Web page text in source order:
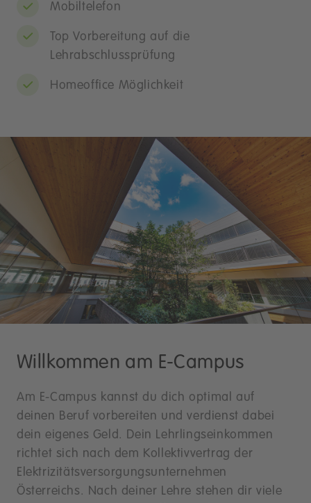
Mobiltelefon
Top Vorbereitung auf die
Lehrabschlussprüfung
Homeoffice Möglichkeit
Willkommen am E-Campus
Am E-Campus kannst du dich optimal auf
deinen Beruf vorbereiten und verdienst dabei
dein eigenes Geld. Dein Lehrlingseinkommen
richtet sich nach dem Kollektivvertrag der
Elektrizitätsversorgungsunternehmen
Österreichs. Nach deiner Lehre stehen dir viele